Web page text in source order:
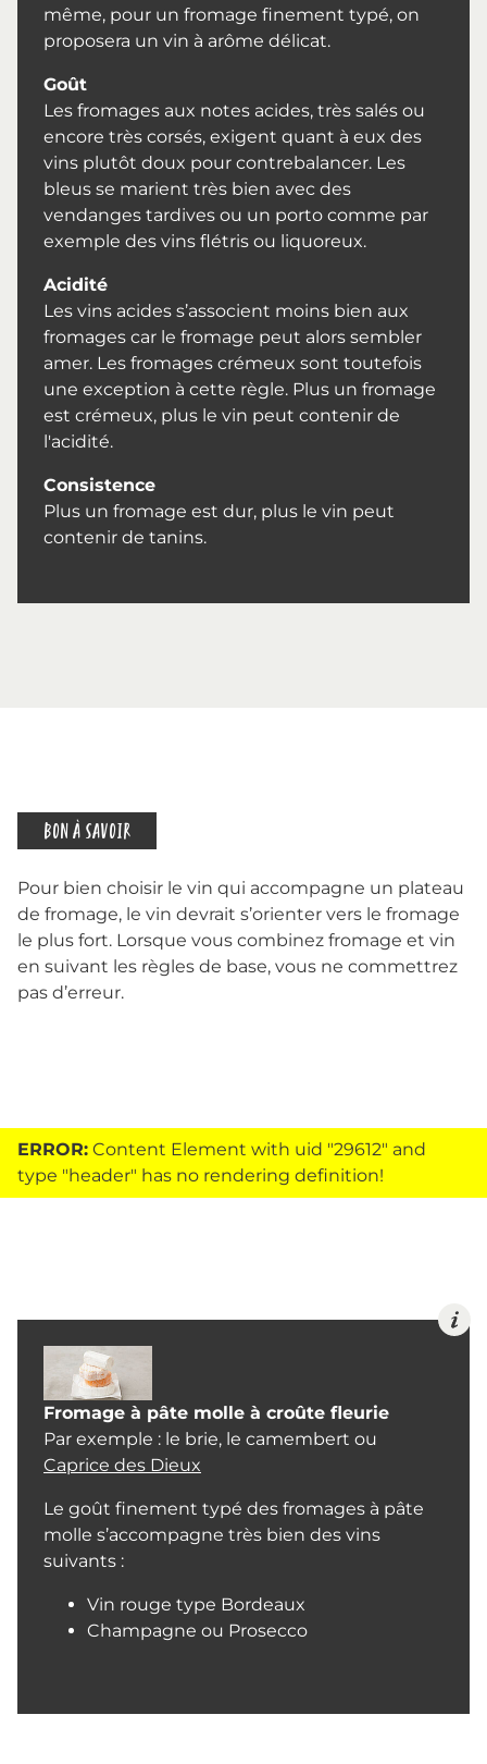
même, pour un fromage finement typé, on
proposera un vin à arôme délicat.
Goût
Les fromages aux notes acides, très salés ou
encore très corsés, exigent quant à eux des
vins plutôt doux pour contrebalancer. Les
bleus se marient très bien avec des
vendanges tardives ou un porto comme par
exemple des vins flétris ou liquoreux.
Acidité
Les vins acides s’associent moins bien aux
fromages car le fromage peut alors sembler
amer. Les fromages crémeux sont toutefois
une exception à cette règle. Plus un fromage
est crémeux, plus le vin peut contenir de
l'acidité.
Consistence
Plus un fromage est dur, plus le vin peut
contenir de tanins.
BON À SAVOIR
Pour bien choisir le vin qui accompagne un plateau
de fromage, le vin devrait s’orienter vers le fromage
le plus fort. Lorsque vous combinez fromage et vin
en suivant les règles de base, vous ne commettrez
pas d’erreur.
ERROR: Content Element with uid "29612" and
type "header" has no rendering definition!
Fromage à pâte molle à croûte fleurie
Par exemple : le brie, le camembert ou
Caprice des Dieux
Le goût finement typé des fromages à pâte
molle s’accompagne très bien des vins
suivants :
Vin rouge type Bordeaux
Champagne ou Prosecco